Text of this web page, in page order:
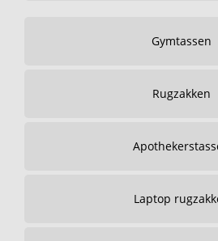
Gymtassen
Rugzakken
Laptop